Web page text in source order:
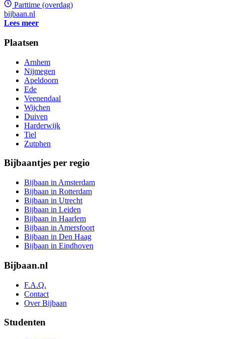
Parttime (overdag)
bijbaan.nl
Lees meer
Plaatsen
Arnhem
Nijmegen
Apeldoorn
Ede
Veenendaal
Wijchen
Duiven
Harderwijk
Tiel
Zutphen
Bijbaantjes per regio
Bijbaan in Amsterdam
Bijbaan in Rotterdam
Bijbaan in Utrecht
Bijbaan in Leiden
Bijbaan in Haarlem
Bijbaan in Amersfoort
Bijbaan in Den Haag
Bijbaan in Eindhoven
Bijbaan.nl
F.A.Q.
Contact
Over Bijbaan
Studenten